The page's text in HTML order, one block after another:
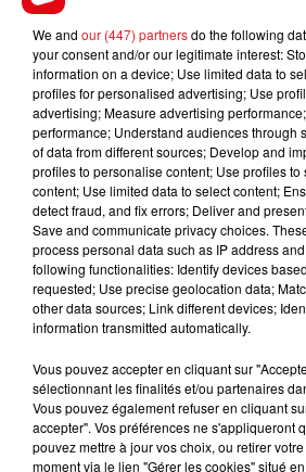
FIL D'ACTUS
15 juillet 2026
BÉTHUNE: ENQUÊTE POUR
VOLONTAIRE EN COURS,
Selon les premiers éléments,
à des prostituées
We and our (447) partnersdo the following
your consent and/or our legitimate interest:
information on a device; Use limited data to
profiles for personalised advertising; Use
advertising; Measure advertising
performance; Understand audiences through
of data from different sources; Develop and
profiles to personalise content; Use profiles
content; Use limited data to select content;
detect fraud, and fix errors; Deliver and
Save and communicate privacy choices.
process personal data such as IP address
following functionalities: Identify devices
requested; Use precise geolocation data;
other data sources; Link different devices;
information transmitted automatically.
Vous pouvez accepter en cliquant sur
sélectionnant les finalités et/ou partenaires
Vous pouvez également refuser en cliquant
accepter". Vos préférences ne s'appliqueront
pouvez mettre à jour vos choix, ou retirer
moment via le lien "Gérer les cookies" situé